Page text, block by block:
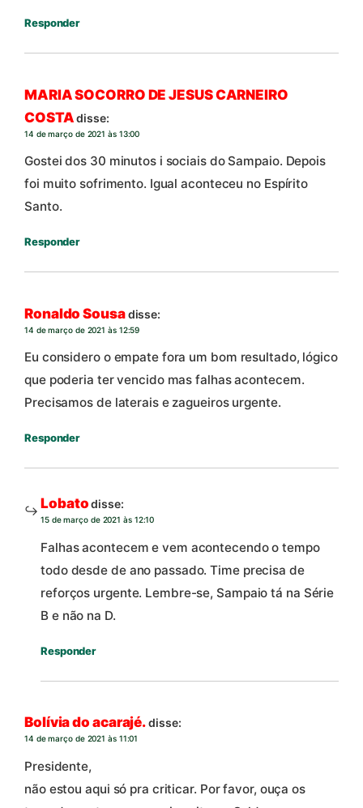
Responder
MARIA SOCORRO DE JESUS CARNEIRO
COSTA disse:
14 de março de 2021 às 13:00
Gostei dos 30 minutos i sociais do Sampaio. Depois
foi muito sofrimento. Igual aconteceu no Espírito
Santo.
Responder
Ronaldo Sousadisse:
14 de março de 2021 às 12:59
Eu considero o empate fora um bom resultado, lógico
que poderia ter vencido mas falhas acontecem.
Precisamos de laterais e zagueiros urgente.
Responder
Lobatodisse:
15 de março de 2021 às 12:10
Falhas acontecem e vem acontecendo o tempo
todo desde de ano passado. Time precisa de
reforços urgente. Lembre-se, Sampaio tá na Série
B e não na D.
Responder
Bolívia do acarajé.disse:
14 de março de 2021 às 11:01
Presidente,
não estou aqui só pra criticar. Por favor, ouça os